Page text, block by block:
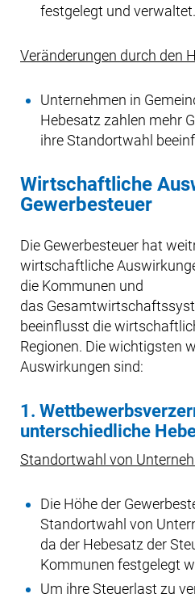
festgelegt und verwaltet.
Veränderungen durch den
Unternehmen in
Hebesatz zahlen mehr
ihre Standortwahl
Wirtschaftliche
Gewerbesteuer
Die Gewerbesteuer hat
wirtschaftliche
die Kommunen und
das
beeinflusst die
Regionen. Die wichtigsten
Auswirkungen sind:
1.
unterschiedliche
Standortwahl von
Die Höhe der
Standortwahl von
da der Hebesatz der
Kommunen festgelegt
Um ihre Steuerlast zu